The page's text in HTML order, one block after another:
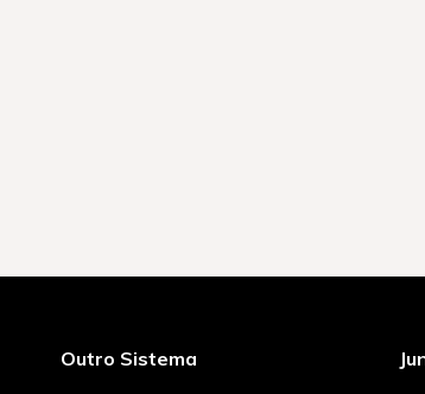
Outro Sistema